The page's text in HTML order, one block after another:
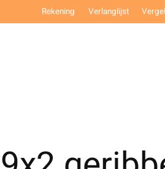
Rekening Verlanglijst